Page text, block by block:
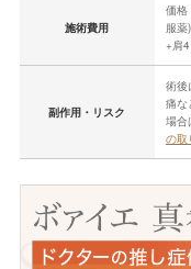
施術費用
価格
服
+肩
副作用・リスク
術後
痛な
場合
の取